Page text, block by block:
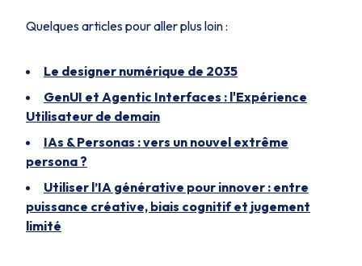
Quelques articles pour aller plus loin :
Le designer numérique de 2035
GenUI et Agentic Interfaces : l'Expérience
Utilisateur de demain
IAs & Personas : vers un nouvel extrême
persona ?
Utiliser l’IA générative pour innover : entre
puissance créative, biais cognitif et jugement
limité